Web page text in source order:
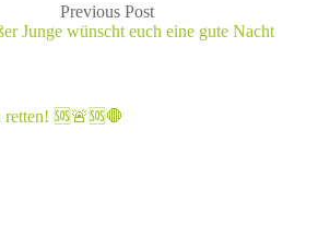
Previous Post
Junge wünscht euch eine gute Nacht
🆘️🚨🆘️🛑